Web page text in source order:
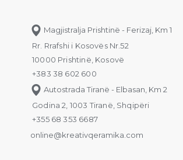
Magjistralja Prishtinë - Ferizaj, Km 1
Rr. Rrafshi i Kosovës Nr.52
10000 Prishtinë, Kosovë
+383 38 602 600
Autostrada Tiranë - Elbasan, Km 2
Godina 2, 1003 Tiranë, Shqipëri
+355 68 353 6687
online@kreativqeramika.com